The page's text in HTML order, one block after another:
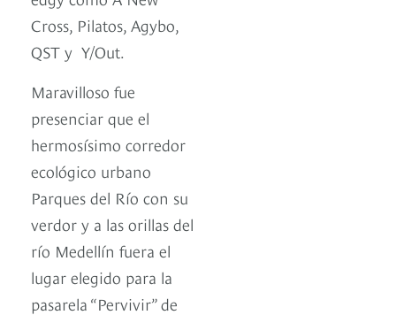
Cross, Pilatos, Agybo,
QST y Y/Out.
Maravilloso fue
presenciar que el
hermosísimo corredor
ecológico urbano
Parques del Río con su
verdor y a las orillas del
río Medellín fuera el
lugar elegido para la
pasarela “Pervivir” de